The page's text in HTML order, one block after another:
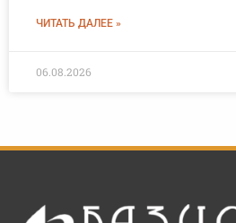
ЧИТАТЬ ДАЛЕЕ »
06.08.2026